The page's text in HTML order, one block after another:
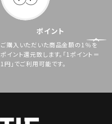
ポイント
ご購入いただいた商品金額の1％を
ポイント還元致します。「1ポイント＝
1円」でご利用可能です。